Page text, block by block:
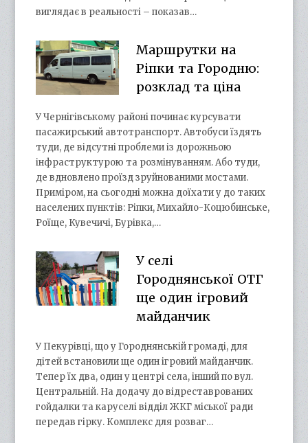
виглядає в реальності – показав…
Маршрутки на
Ріпки та Городню:
розклад та ціна
У Чернігівському районі починає курсувати
пасажирський автотранспорт. Автобуси їздять
туди, де відсутні проблеми із дорожньою
інфраструктурою та розмінуванням. Або туди,
де вдновлено проїзд зруйнованими мостами.
Приміром, на сьогодні можна доїхати у до таких
населених пунктів: Ріпки, Михайло-Коцюбинське,
Роїще, Кувечичі, Бурівка,…
У селі
Городнянської ОТГ
ще один ігровий
майданчик
У Пекурівці, що у Городнянській громаді, для
дітей встановили ще один ігровий майданчик.
Тепер їх два, один у центрі села, інший по вул.
Центральній. На додачу до відреставрованих
гойдалки та каруселі відділ ЖКГ міської ради
передав гірку. Комплекс для розваг…